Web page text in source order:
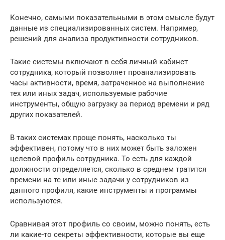
Конечно, самыми показательными в этом смысле будут
данные из специализированных систем. Например,
решений для анализа продуктивности сотрудников.
Такие системы включают в себя личный кабинет
сотрудника, который позволяет проанализировать
часы активности, время, затраченное на выполнение
тех или иных задач, используемые рабочие
инструменты, общую загрузку за период времени и ряд
других показателей.
В таких системах проще понять, насколько ты
эффективен, потому что в них может быть заложен
целевой профиль сотрудника. То есть для каждой
должности определяется, сколько в среднем тратится
времени на те или иные задачи у сотрудников из
данного профиля, какие инструменты и программы
используются.
Сравнивая этот профиль со своим, можно понять, есть
ли какие-то секреты эффективности, которые вы еще